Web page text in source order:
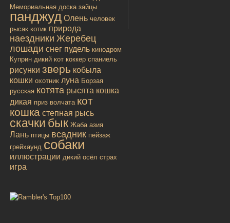
Мемориальная доска зайцы
панджуд Олень человек
рысак котик природа
наездники Жеребец
лошади снег пудель кинодром
Куприн дикий кот коккер спаниель
рисунки зверь кобыла
кошки охотник луна Борзая
русская котята рысята кошка
дикая приз волчата кот
кошка степная рысь
скачки бык Жаба азия
Лань птицы всадник пейзаж
грейхаунд собаки
иллюстрации дикий осёл страх
игра